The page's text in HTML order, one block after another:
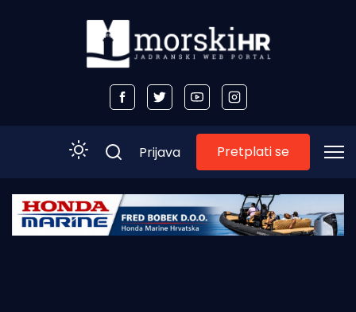
Početna
Prijava Pretplati se